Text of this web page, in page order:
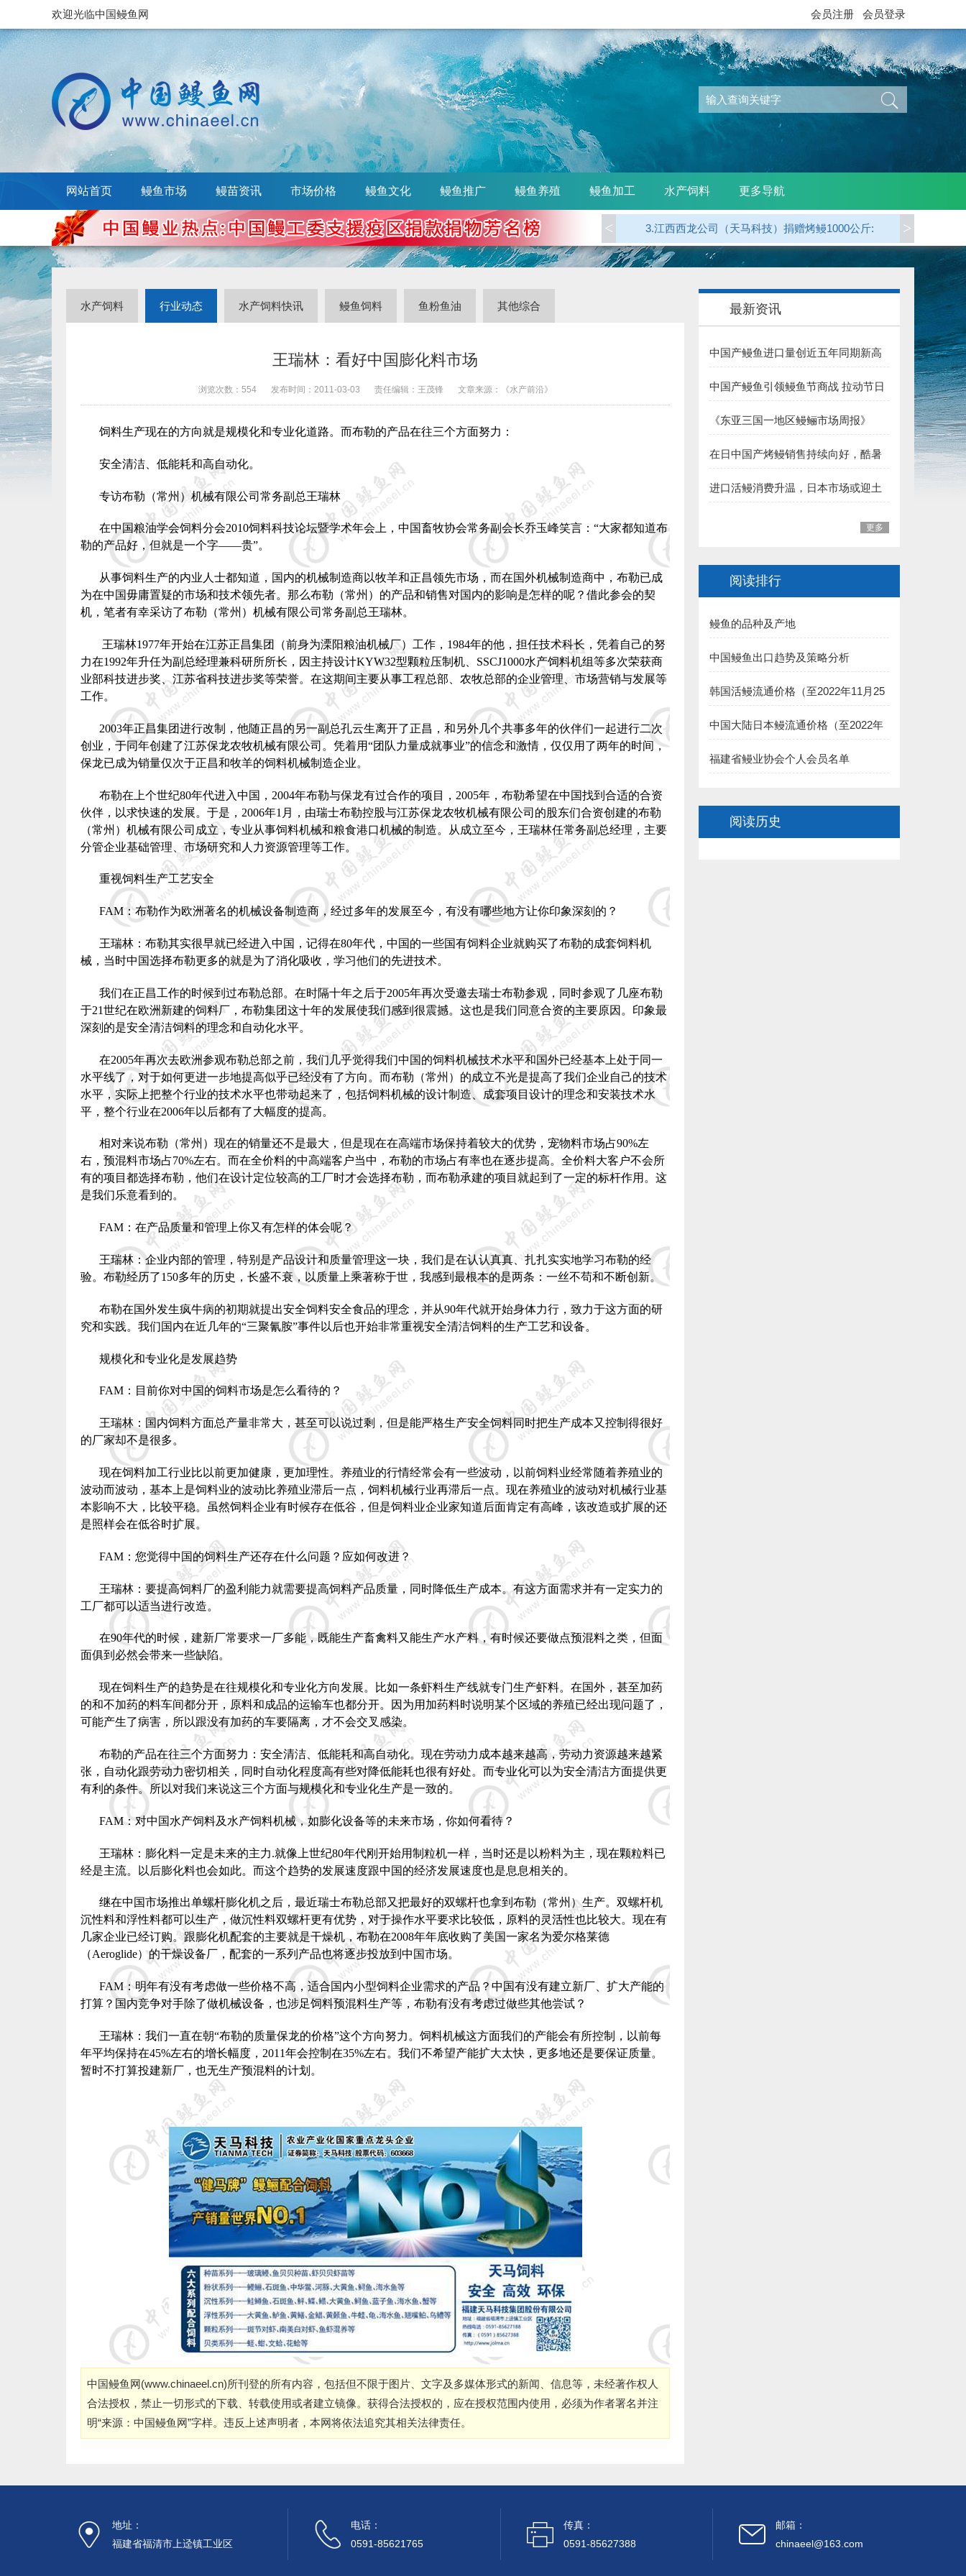
欢迎光临中国鳗鱼网 会员注册 会员登录
网站首页 鳗鱼市场 鳗苗资讯 市场价格 鳗鱼文化 鳗鱼推广 鳗鱼养殖 鳗鱼加工 水产饲料 更多导航
3.江西西龙公司（天马科技）捐赠烤鳗1000公斤:
4.龙岩 郭贤平副会长 捐赠50000元:
5.三明 华盛集团（姚弓善副会长） 捐赠50000元:
6.长乐 王平雄副会长 捐赠10000元:
福建省鳗业协会:
一、福州市 1.李本华 捐赠50000元:
2.福州 阙院生 捐赠50000元:
3.福州鳗匠餐饮管理有限公司(阮盛泉)捐赠50000元:
4.福建高农饲料有限公司（葛军）捐赠50000元:
5.福州开发区高龙饲料公司 捐赠30000元:
6.连江富鑫养鳗场(林宝富) 捐赠5000元:
7.福州德远水产有限公司（简新昌）捐赠5000元:
8.福建渔家傲养殖科技有限公司 捐赠5000元:
二、长乐市鳗业协会:
1.长乐聚泉食品有限公司(王家思)捐赠100000元:
2.长乐太平洋食品有限公司（黄依龙） 捐赠50000元:
3.长乐 董椿 捐赠20000元:
4.长乐源宏鳗业贸易有限公司(李诗佑)捐赠2万元:
5.福建省星建水产养殖有限公司(陈寿惠)捐赠15000元:
7.连江县贵安龙山鳗鱼养殖公司(阙院生)捐赠1.5万元:
8.连江潘渡乡创新水产养殖场（阙院生）捐赠1万元:
15.长乐冠峰养殖场（陈孔信）捐赠5000元:
1.福清市养鳗农业合作社 捐赠400000元:
38.福清 郭万华 捐赠10000元:
39.福清 林如文 捐赠5000元:
< >
水产饲料 行业动态 水产饲料快讯 鳗鱼饲料 鱼粉鱼油 其他综合
王瑞林：看好中国膨化料市场
浏览次数： 554 发布时间： 2011-03-03 责任编辑： 王茂锋 文章来源： 《水产前沿》
饲料生产现在的方向就是规模化和专业化道路。而布勒的产品在往三个方面努力：
安全清洁、低能耗和高自动化。
专访布勒（常州）机械有限公司常务副总王瑞林
在中国粮油学会饲料分会2010饲料科技论坛暨学术年会上，中国畜牧协会常务副会长乔玉峰笑言：“大家都知道布
勒的产品好，但就是一个字——贵”。
从事饲料生产的内业人士都知道，国内的机械制造商以牧羊和正昌领先市场，而在国外机械制造商中，布勒已成
为在中国毋庸置疑的市场和技术领先者。那么布勒（常州）的产品和销售对国内的影响是怎样的呢？借此参会的契
机，笔者有幸采访了布勒（常州）机械有限公司常务副总王瑞林。
王瑞林1977年开始在江苏正昌集团（前身为溧阳粮油机械厂）工作， 1984年的他，担任技术科长，凭着自己的努
力在1992年升任为副总经理兼科研所所长，因主持设计KYW32型颗粒压制机、 SSCJ1000水产饲料机组等多次荣获商
业部科技进步奖、江苏省科技进步奖等荣誉。在这期间主要从事工程总部、农牧总部的企业管理、市场营销与发展等
工作。
2003年正昌集团进行改制，他随正昌的另一副总孔云生离开了正昌，和另外几个共事多年的伙伴们一起进行二次
创业，于同年创建了江苏保龙农牧机械有限公司。凭着用“团队力量成就事业”的信念和激情，仅仅用了两年的时间，
保龙已成为销量仅次于正昌和牧羊的饲料机械制造企业。
布勒在上个世纪80年代进入中国， 2004年布勒与保龙有过合作的项目， 2005年，布勒希望在中国找到合适的合资
伙伴，以求快速的发展。于是， 2006年1 月，由瑞士布勒控股与江苏保龙农牧机械有限公司的股东们合资创建的布勒
（常州）机械有限公司成立，专业从事饲料机械和粮食港口机械的制造。从成立至今，王瑞林任常务副总经理，主要
分管企业基础管理、市场研究和人力资源管理等工作。
重视饲料生产工艺安全
FAM：布勒作为欧洲著名的机械设备制造商，经过多年的发展至今，有没有哪些地方让你印象深刻的？
王瑞林：布勒其实很早就已经进入中国，记得在80年代，中国的一些国有饲料企业就购买了布勒的成套饲料机
械，当时中国选择布勒更多的就是为了消化吸收，学习他们的先进技术。
我们在正昌工作的时候到过布勒总部。在时隔十年之后于2005年再次受邀去瑞士布勒参观，同时参观了几座布勒
于21世纪在欧洲新建的饲料厂，布勒集团这十年的发展使我们感到很震撼。这也是我们同意合资的主要原因。印象最
深刻的是安全清洁饲料的理念和自动化水平。
在2005年再次去欧洲参观布勒总部之前，我们几乎觉得我们中国的饲料机械技术水平和国外已经基本上处于同一
水平线了，对于如何更进一步地提高似乎已经没有了方向。而布勒（常州）的成立不光是提高了我们企业自己的技术
水平，实际上把整个行业的技术水平也带动起来了，包括饲料机械的设计制造、成套项目设计的理念和安装技术水
平，整个行业在2006年以后都有了大幅度的提高。
相对来说布勒（常州）现在的销量还不是最大，但是现在在高端市场保持着较大的优势，宠物料市场占90%左
右，预混料市场占70%左右。而在全价料的中高端客户当中，布勒的市场占有率也在逐步提高。全价料大客户不会所
有的项目都选择布勒，他们在设计定位较高的工厂时才会选择布勒，而布勒承建的项目就起到了一定的标杆作用。这
是我们乐意看到的。
FAM ：在产品质量和管理上你又有怎样的体会呢？
王瑞林：企业内部的管理，特别是产品设计和质量管理这一块，我们是在认认真真、扎扎实实地学习布勒的经
验。布勒经历了150多年的历史，长盛不衰，以质量上乘著称于世，我感到最根本的是两条：一丝不苟和不断创新。
布勒在国外发生疯牛病的初期就提出安全饲料安全食品的理念，并从90年代就开始身体力行，致力于这方面的研
究和实践。我们国内在近几年的“三聚氰胺”事件以后也开始非常重视安全清洁饲料的生产工艺和设备。
规模化和专业化是发展趋势
FAM ：目前你对中国的饲料市场是怎么看待的？
王瑞林：国内饲料方面总产量非常大，甚至可以说过剩，但是能严格生产安全饲料同时把生产成本又控制得很好
的厂家却不是很多。
现在饲料加工行业比以前更加健康，更加理性。养殖业的行情经常会有一些波动，以前饲料业经常随着养殖业的
波动而波动，基本上是饲料业的波动比养殖业滞后一点，饲料机械行业再滞后一点。现在养殖业的波动对机械行业基
本影响不大，比较平稳。虽然饲料企业有时候存在低谷，但是饲料业企业家知道后面肯定有高峰，该改造或扩展的还
是照样会在低谷时扩展。
FAM ：您觉得中国的饲料生产还存在什么问题？应如何改进？
王瑞林：要提高饲料厂的盈利能力就需要提高饲料产品质量，同时降低生产成本。有这方面需求并有一定实力的
工厂都可以适当进行改造。
在90年代的时候，建新厂常要求一厂多能，既能生产畜禽料又能生产水产料，有时候还要做点预混料之类，但面
面俱到必然会带来一些缺陷。
现在饲料生产的趋势是在往规模化和专业化方向发展。比如一条虾料生产线就专门生产虾料。在国外，甚至加药
的和不加药的料车间都分开，原料和成品的运输车也都分开。因为用加药料时说明某个区域的养殖已经出现问题了，
可能产生了病害，所以跟没有加药的车要隔离，才不会交叉感染。
布勒的产品在往三个方面努力：安全清洁、低能耗和高自动化。现在劳动力成本越来越高，劳动力资源越来越紧
张，自动化跟劳动力密切相关，同时自动化程度高有些对降低能耗也很有好处。而专业化可以为安全清洁方面提供更
有利的条件。所以对我们来说这三个方面与规模化和专业化生产是一致的。
FAM：对中国水产饲料及水产饲料机械，如膨化设备等的未来市场，你如何看待？
王瑞林：膨化料一定是未来的主力.就像上世纪80年代刚开始用制粒机一样，当时还是以粉料为主，现在颗粒料已
经是主流。以后膨化料也会如此。而这个趋势的发展速度跟中国的经济发展速度也是息息相关的。
继在中国市场推出单螺杆膨化机之后，最近瑞士布勒总部又把最好的双螺杆也拿到布勒（常州）生产。双螺杆机
沉性料和浮性料都可以生产，做沉性料双螺杆更有优势，对于操作水平要求比较低，原料的灵活性也比较大。现在有
几家企业已经订购。跟膨化机配套的主要就是干燥机，布勒在2008年年底收购了美国一家名为爱尔格莱德
（Aeroglide）的干燥设备厂，配套的一系列产品也将逐步投放到中国市场。
FAM：明年有没有考虑做一些价格不高，适合国内小型饲料企业需求的产品？中国有没有建立新厂、扩大产能的
打算？国内竞争对手除了做机械设备，也涉足饲料预混料生产等，布勒有没有考虑过做些其他尝试？
王瑞林：我们一直在朝“布勒的质量保龙的价格”这个方向努力。饲料机械这方面我们的产能会有所控制，以前每
年平均保持在45%左右的增长幅度， 2011年会控制在35%左右。我们不希望产能扩大太快，更多地还是要保证质量。
暂时不打算投建新厂，也无生产预混料的计划。
中国鳗鱼网(www.chinaeel.cn)所刊登的所有内容，包括但不限于图片、文字及多媒体形式的新闻、信息等，未经著作权人
合法授权，禁止一切形式的下载、转载使用或者建立镜像。获得合法授权的，应在授权范围内使用，必须为作者署名并注
明“来源：中国鳗鱼网”字样。违反上述声明者，本网将依法追究其相关法律责任。
最新资讯
中国产鳗鱼进口量创近五年同期新高
中国产鳗鱼引领鳗鱼节商战 拉动节日
《东亚三国一地区鳗鲡市场周报》
在日中国产烤鳗销售持续向好，酷暑
进口活鳗消费升温，日本市场或迎土
更多
阅读排行
鳗鱼的品种及产地
中国鳗鱼出口趋势及策略分析
韩国活鳗流通价格（至2022年11月25
中国大陆日本鳗流通价格（至2022年
福建省鳗业协会个人会员名单
阅读历史
地址：
福建省福清市上迳镇工业区
电话：
0591-85621765
传真：
0591-85627388
邮箱：
chinaeel@163.com